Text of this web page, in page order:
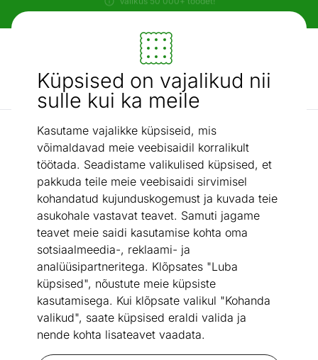
Küpsised on vajalikud nii
sulle kui ka meile
Kasutame vajalikke küpsiseid, mis
võimaldavad meie veebisaidil korralikult
töötada. Seadistame valikulised küpsised, et
pakkuda teile meie veebisaidi sirvimisel
kohandatud kujunduskogemust ja kuvada teie
asukohale vastavat teavet. Samuti jagame
teavet meie saidi kasutamise kohta oma
sotsiaalmeedia-, reklaami- ja
analüüsipartneritega. Klõpsates "Luba
küpsised", nõustute meie küpsiste
kasutamisega. Kui klõpsate valikul "Kohanda
valikud", saate küpsised eraldi valida ja
nende kohta lisateavet vaadata.
Mööbel ja sisustus - ON24
Otsi...
AI otsing
Magamistuba / Kummut Luen